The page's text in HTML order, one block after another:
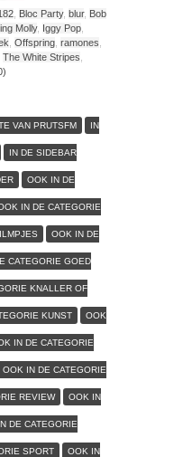
Bloc Party, blur, Bob
Molly, Iggy Pop
Offspring ramones
The White Stripes
VAN PRUTSFM IN
IN DE SIDEBAR
OOK IN DE
IN DE CATEGORIE
OOK IN DE
CATEGORIE GOED
KNALLER OF
KUNST OOK
IN DE CATEGORIE
OOK IN DE CATEGORIE
REVIEW OOK IN
DE CATEGORIE
SPORT OOK IN